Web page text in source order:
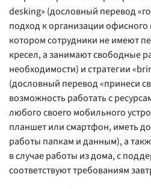
desking» (дословный перевод
подход к организации офисного
котором сотрудники не имеют
кресел, а занимают свободные
необходимости) и стратегии
(дословный перевод «принеси
возможность работать с
любого своего мобильного
планшет или смартфон, иметь
работы папкам и данным), а
в случае работы из дома, с
соответствуют требованиям